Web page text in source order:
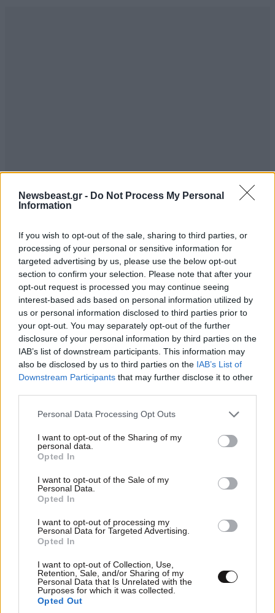
Newsbeast.gr - Do Not Process My Personal
Information
If you wish to opt-out of the sale, sharing to third parties, or
processing of your personal or sensitive information for
targeted advertising by us, please use the below opt-out
section to confirm your selection. Please note that after your
opt-out request is processed you may continue seeing
interest-based ads based on personal information utilized by
us or personal information disclosed to third parties prior to
your opt-out. You may separately opt-out of the further
disclosure of your personal information by third parties on the
IAB’s list of downstream participants. This information may
also be disclosed by us to third parties on the IAB’s List of
Downstream Participants that may further disclose it to other
Please note that this website/app uses one or more Google
not limited to your visit or usage behaviour. You may click to
grant or deny consent to Google and its third-party tags to
use your data for below specified purposes in below Google
consent section.
Personal Data Processing Opt Outs
I want to opt-out of the Sharing of my
personal data.
Opted In
I want to opt-out of the Sale of my
Personal Data.
Opted In
I want to opt-out of processing my
Personal Data for Targeted Advertising.
Opted In
I want to opt-out of Collection, Use,
Retention, Sale, and/or Sharing of my
Personal Data that Is Unrelated with the
Purposes for which it was collected.
Opted Out